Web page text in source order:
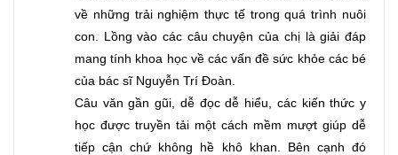
về những trải nghiệm thực tế trong quá trình nuôi
con. Lồng vào các câu chuyện của chị là giải đáp
mang tính khoa học về các vấn đề sức khỏe các bé
của bác sĩ Nguyễn Trí Đoàn.
Câu văn gần gũi, dễ đọc dễ hiểu, các kiến thức y
học được truyền tải một cách mềm mượt giúp dễ
tiếp cận chứ không hề khô khan. Bên cạnh đó